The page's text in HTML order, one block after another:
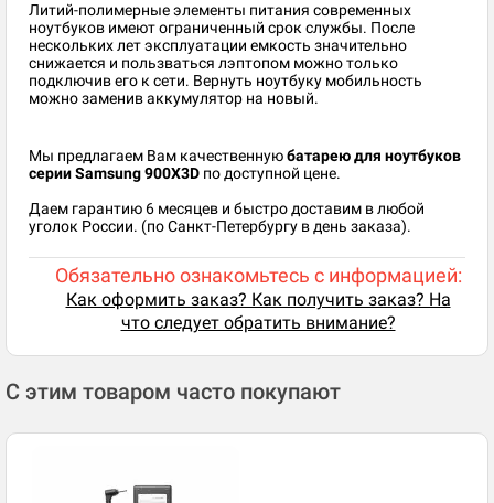
Литий-полимерные элементы питания современных
ноутбуков имеют ограниченный срок службы. После
нескольких лет эксплуатации емкость значительно
снижается и пользваться лэптопом можно только
подключив его к сети. Вернуть ноутбуку мобильность
можно заменив аккумулятор на новый.
Мы предлагаем Вам качественнуюбатарею для ноутбуков
серии Samsung 900X3D по доступной цене.
Даем гарантию 6 месяцев и быстро доставим в любой
уголок России. (по Санкт-Петербургу в день заказа).
Обязательно ознакомьтесь с информацией:
Как оформить заказ? Как получить заказ? На
что следует обратить внимание?
С этим товаром часто покупают